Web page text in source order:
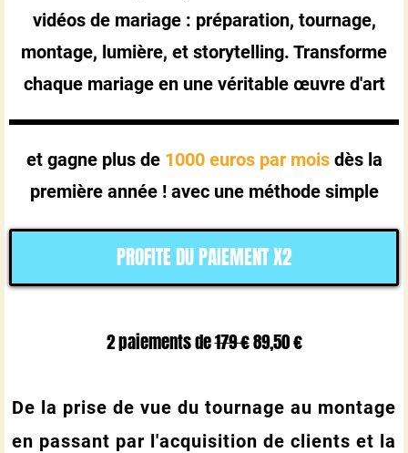
vidéos de mariage : préparation, tournage,
montage, lumière, et storytelling. Transforme
chaque mariage en une véritable œuvre d'art
et gagne plus de 1000 euros par moisdès la
première année ! avec une méthode simple
PROFITE DU PAIEMENT X2
2 paiements de179 €89,50 €
De la prise de vue du tournage au montage
en passant par l'acquisition de clients et la